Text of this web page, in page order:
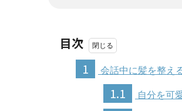
目次
1
会話中に髪を整え
1.1 自分を可